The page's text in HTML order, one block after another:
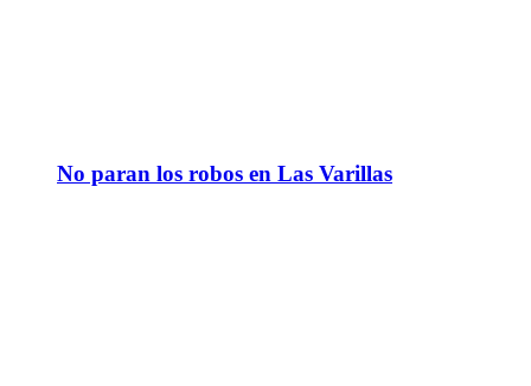
No paran los robos en Las Varillas